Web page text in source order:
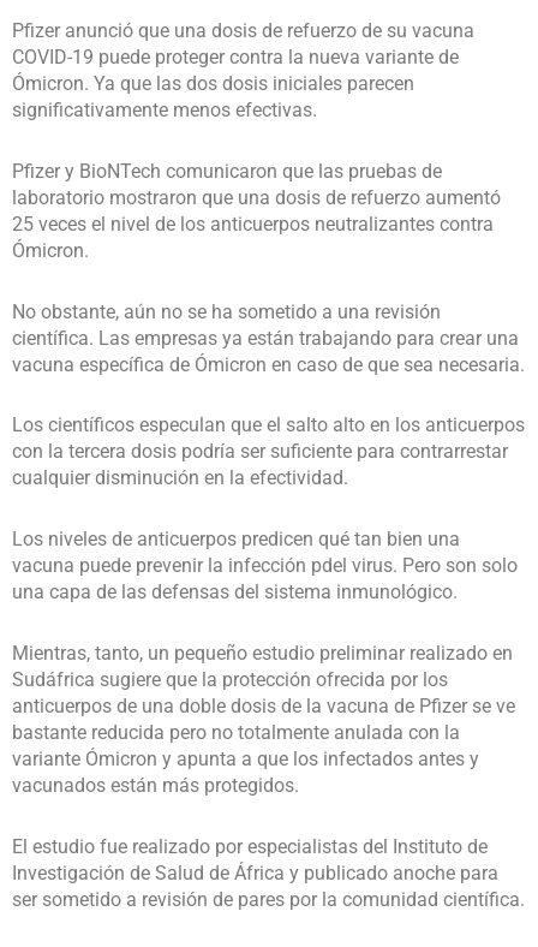
Pfizer anunció que una dosis de refuerzo de su vacuna
COVID-19 puede proteger contra la nueva variante de
Ómicron. Ya que las dos dosis iniciales parecen
significativamente menos efectivas.
Pfizer y BioNTech comunicaron que las pruebas de
laboratorio mostraron que una dosis de refuerzo aumentó
25 veces el nivel de los anticuerpos neutralizantes contra
Ómicron.
No obstante, aún no se ha sometido a una revisión
científica. Las empresas ya están trabajando para crear una
vacuna específica de Ómicron en caso de que sea necesaria.
Los científicos especulan que el salto alto en los anticuerpos
con la tercera dosis podría ser suficiente para contrarrestar
cualquier disminución en la efectividad.
Los niveles de anticuerpos predicen qué tan bien una
vacuna puede prevenir la infección pdel virus. Pero son solo
una capa de las defensas del sistema inmunológico.
Mientras, tanto, un pequeño estudio preliminar realizado en
Sudáfrica sugiere que la protección ofrecida por los
anticuerpos de una doble dosis de la vacuna de Pfizer se ve
bastante reducida pero no totalmente anulada con la
variante Ómicron y apunta a que los infectados antes y
vacunados están más protegidos.
El estudio fue realizado por especialistas del Instituto de
Investigación de Salud de África y publicado anoche para
ser sometido a revisión de pares por la comunidad científica.